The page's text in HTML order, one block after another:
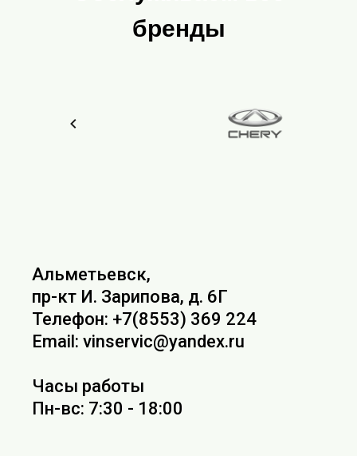
бренды
Альметьевск,
пр-кт И. Зарипова, д. 6Г
Телефон: +7(8553) 369 224
Email: vinservic@yandex.ru
Часы работы
Пн-вс: 7:30 - 18:00